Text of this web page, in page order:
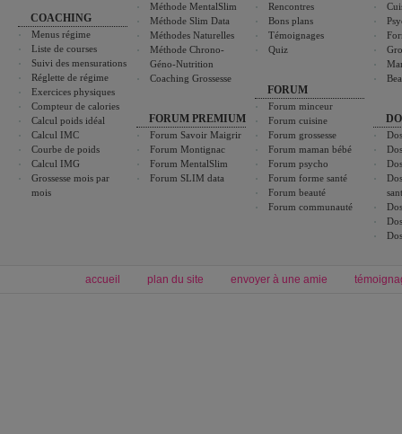
COACHING
Menus régime
Liste de courses
Suivi des mensurations
Réglette de régime
Exercices physiques
Compteur de calories
Calcul poids idéal
Calcul IMC
Courbe de poids
Calcul IMG
Grossesse mois par
mois
Méthode MentalSlim
Méthode Slim Data
Méthodes Naturelles
Méthode Chrono-
Géno-Nutrition
Coaching Grossesse
FORUM PREMIUM
Forum Savoir Maigrir
Forum Montignac
Forum MentalSlim
Forum SLIM data
Rencontres
Bons plans
Témoignages
Quiz
FORUM
Forum minceur
Forum cuisine
Forum grossesse
Forum maman bébé
Forum psycho
Forum forme santé
Forum beauté
Forum communauté
accueil plan du site envoyer à une amie